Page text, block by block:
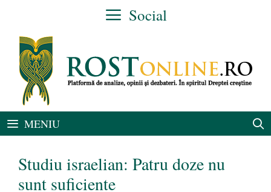
conținut
Social
MENIU
Studiu israelian: Patru doze nu
sunt suficiente